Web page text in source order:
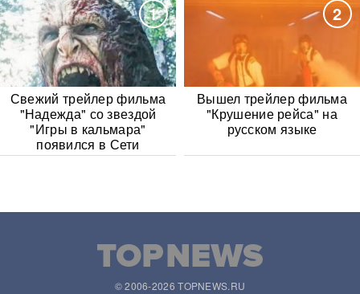
1
Свежий трейлер фильма
"Надежда" со звездой
"Игры в кальмара"
появился в Сети
2
Вышел трейлер фильма
"Крушение рейса" на
русском языке
© 2006-2026 TOPNEWS.RU